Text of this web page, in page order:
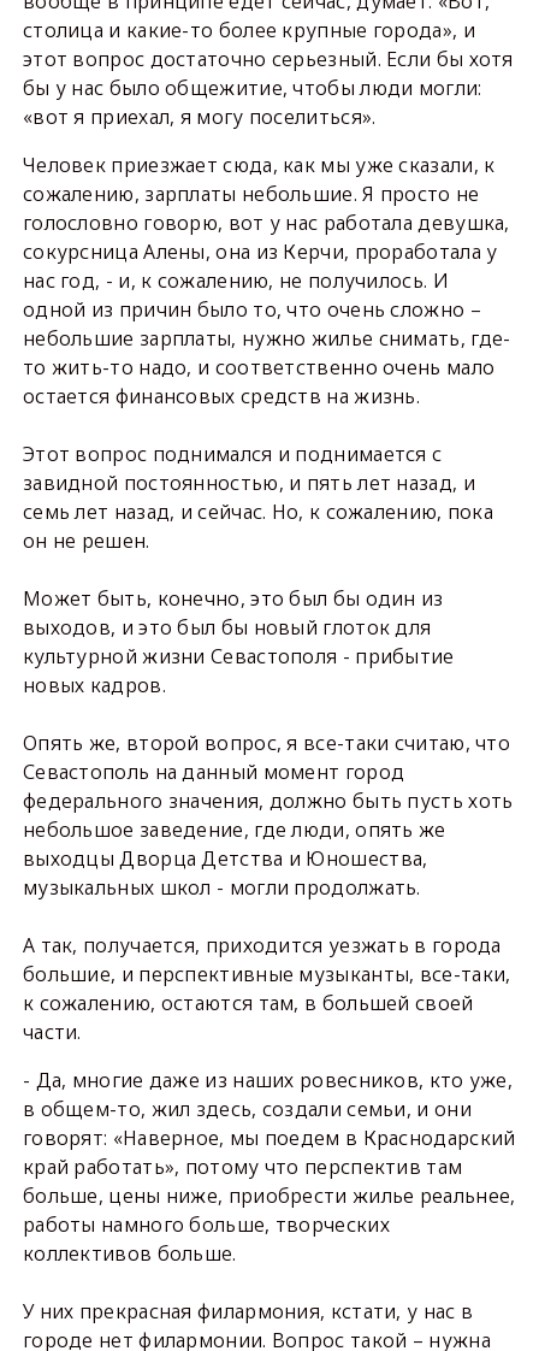
столица и какие-то более крупные города», и
этот вопрос достаточно серьезный. Если бы хотя
бы у нас было общежитие, чтобы люди могли:
«вот я приехал, я могу поселиться».
Человек приезжает сюда, как мы уже сказали, к
сожалению, зарплаты небольшие. Я просто не
голословно говорю, вот у нас работала девушка,
сокурсница Алены, она из Керчи, проработала у
нас год, - и, к сожалению, не получилось. И
одной из причин было то, что очень сложно –
небольшие зарплаты, нужно жилье снимать, где-
то жить-то надо, и соответственно очень мало
остается финансовых средств на жизнь.
Этот вопрос поднимался и поднимается с
завидной постоянностью, и пять лет назад, и
семь лет назад, и сейчас. Но, к сожалению, пока
он не решен.
Может быть, конечно, это был бы один из
выходов, и это был бы новый глоток для
культурной жизни Севастополя - прибытие
новых кадров.
Опять же, второй вопрос, я все-таки считаю, что
Севастополь на данный момент город
федерального значения, должно быть пусть хоть
небольшое заведение, где люди, опять же
выходцы Дворца Детства и Юношества,
музыкальных школ - могли продолжать.
А так, получается, приходится уезжать в города
большие, и перспективные музыканты, все-таки,
к сожалению, остаются там, в большей своей
части.
- Да, многие даже из наших ровесников, кто уже,
в общем-то, жил здесь, создали семьи, и они
говорят: «Наверное, мы поедем в Краснодарский
край работать», потому что перспектив там
больше, цены ниже, приобрести жилье реальнее,
работы намного больше, творческих
коллективов больше.
У них прекрасная филармония, кстати, у нас в
городе нет филармонии. Вопрос такой – нужна